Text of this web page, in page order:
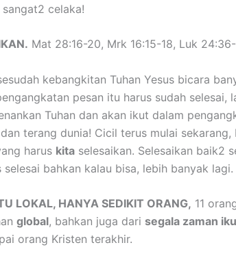
celaka!
Mat 28:16-20, Mrk 16:15-18, Luk
kebangkitan Tuhan Yesus bicara
pesan itu harus sudah
Tuhan dan akan ikut dalam
terang dunia! Cicil terus mulai
harus kita selesaikan. Selesaikan baik2
selesai bahkan kalau bisa, lebih banyak lagi.
LOKAL, HANYA SEDIKIT ORANG, 11
global, bahkan juga dari segala zaman
orang Kristen terakhir.